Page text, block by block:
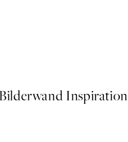
Bilderwand Inspiration